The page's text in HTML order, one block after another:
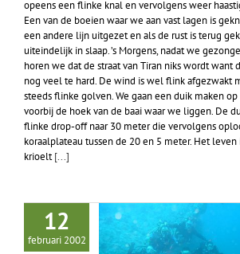
opeens een flinke knal en vervolgens weer
Een van de boeien waar we aan vast lagen is
een andere lijn uitgezet en als de rust is terug
uiteindelijk in slaap. ’s Morgens, nadat we
horen we dat de straat van Tiran niks wordt want
nog veel te hard. De wind is wel flink afgezwakt
steeds flinke golven. We gaan een duik maken op
voorbij de hoek van de baai waar we liggen. De
flinke drop-off naar 30 meter die vervolgens
koraalplateau tussen de 20 en 5 meter. Het
krioelt[...]
12
februari 2002